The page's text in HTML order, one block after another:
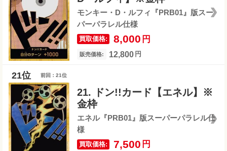
モンキー・D・ルフィ『PRB01』版スー
パーパラレル仕様
買取価格: 8,000 円
販売価格: 12,800 円
前回：21位
21. ドン!!カード【エネル】※
金枠
エネル『PRB01』版スーパーパラレル仕
様
買取価格: 7,500 円